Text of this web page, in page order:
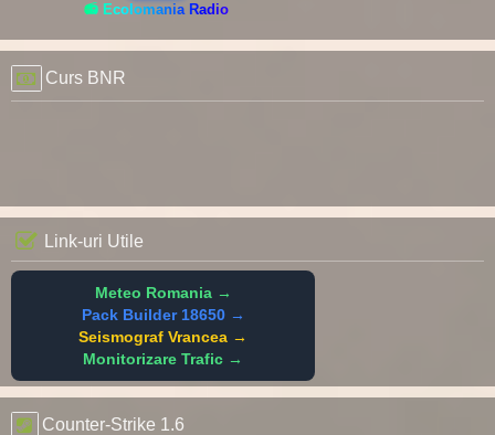
📻 Ecolomania Radio
Curs BNR
Link-uri Utile
Meteo Romania →
Pack Builder 18650 →
Seismograf Vrancea →
Monitorizare Trafic →
Counter-Strike 1.6